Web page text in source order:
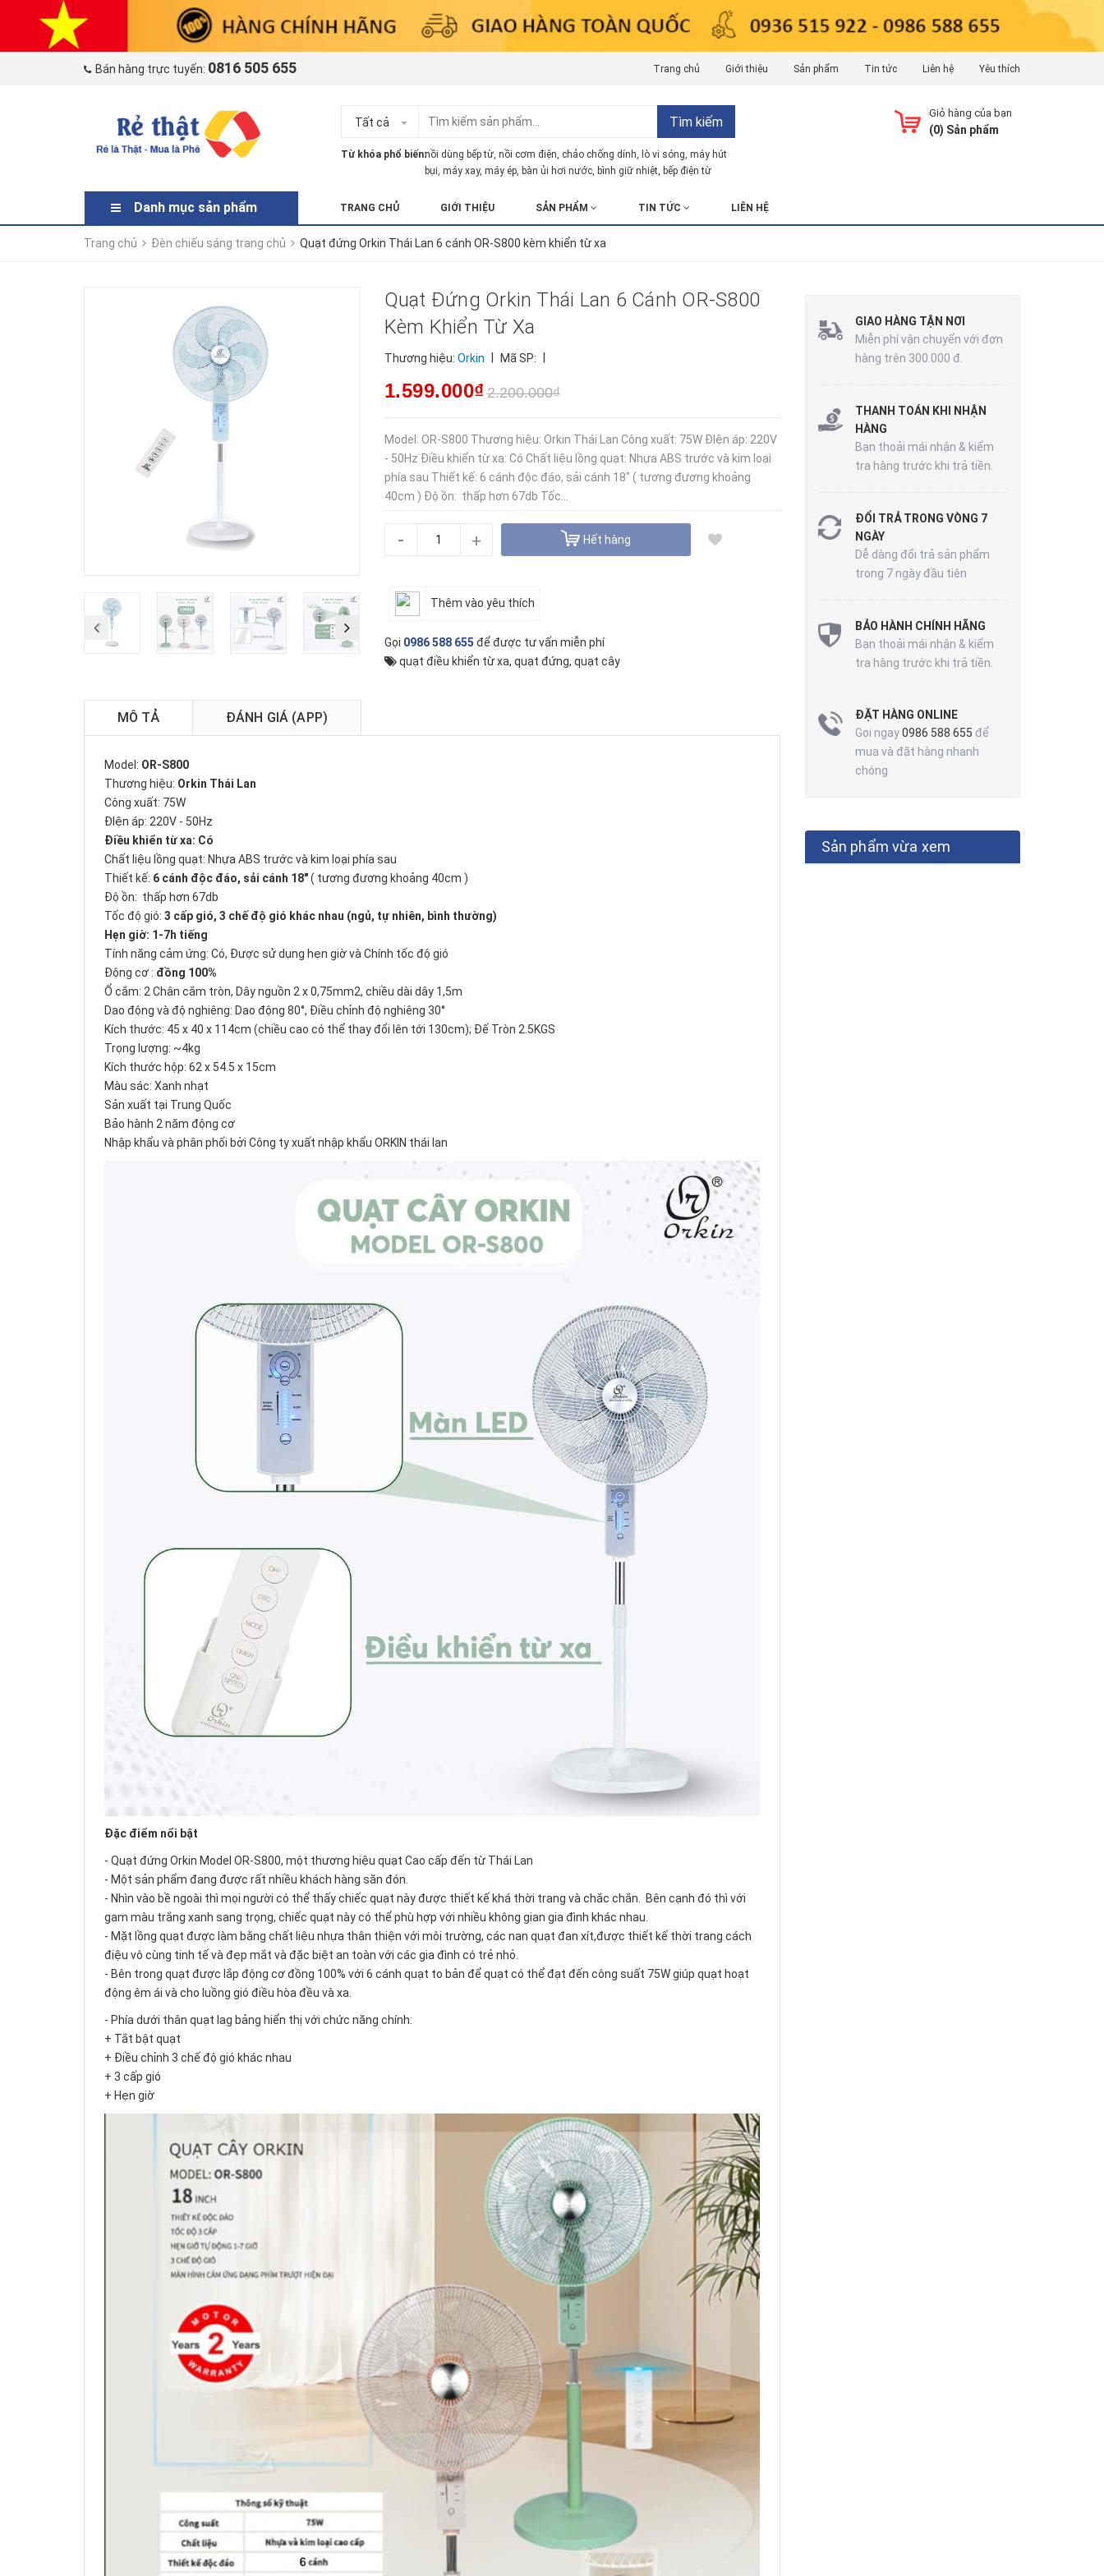
Bán hàng trực tuyến: 0816 505 655 Trang chủ Giới thiệu Sản phẩm Tin tức Liên hệ Yêu thích
Tất cả Tìm kiếm
Từ khóa phổ biến:nồi dùng bếp từ, nồi cơm điện, chảo chống dính, lò vi sóng, máy hút
bụi, máy xay, máy ép, bàn ủi hơi nước, bình giữ nhiệt, bếp điện từ
Giỏ hàng của bạn
(0) Sản phẩm
Danh mục sản phẩm TRANG CHỦ GIỚI THIỆU SẢN PHẨM TIN TỨC LIÊN HỆ
Trang chủ Đèn chiếu sáng trang chủ Quạt đứng Orkin Thái Lan 6 cánh OR-S800 kèm khiển từ xa
Quạt Đứng Orkin Thái Lan 6 Cánh OR-S800
Kèm Khiển Từ Xa
Thương hiệu: Orkin Mã SP:
1.599.000₫2.200.000₫
Model: OR-S800 Thương hiệu: Orkin Thái Lan Công xuất: 75W ĐIện áp: 220V
- 50Hz Điều khiển từ xa: Có Chất liệu lồng quạt: Nhựa ABS trước và kim loại
phía sau Thiết kế: 6 cánh độc đáo, sải cánh 18" ( tương đương khoảng
40cm ) Độ ồn: thấp hơn 67db Tốc...
- + Hết hàng
Thêm vào yêu thích
Gọi 0986 588 655 để được tư vấn miễn phí
quạt điều khiển từ xa, quạt đứng, quạt cây
MÔ TẢ ĐÁNH GIÁ (APP)
Model: OR-S800
Thương hiệu: Orkin Thái Lan
Công xuất: 75W
ĐIện áp: 220V - 50Hz
Điều khiển từ xa: Có
Chất liệu lồng quạt: Nhựa ABS trước và kim loại phía sau
Thiết kế: 6 cánh độc đáo, sải cánh 18"( tương đương khoảng 40cm )
Độ ồn: thấp hơn 67db
Tốc độ gió: 3 cấp gió, 3 chế độ gió khác nhau (ngủ, tự nhiên, bình thường)
Hẹn giờ: 1-7h tiếng
Tính năng cảm ứng: Có, Được sử dụng hẹn giờ và Chính tốc độ gió
Động cơ : đồng 100%
Ổ cắm: 2 Chân cắm tròn, Dây nguồn 2 x 0,75mm2, chiều dài dây 1,5m
Dao động và độ nghiêng: Dao động 80°, Điều chỉnh độ nghiêng 30°
Kích thước: 45 x 40 x 114cm (chiều cao có thể thay đổi lên tới 130cm); Đế Tròn 2.5KGS
Trọng lượng: ~4kg
Kích thước hộp: 62 x 54.5 x 15cm
Màu sác: Xanh nhạt
Sản xuất tại Trung Quốc
Bảo hành 2 năm động cơ
Nhập khẩu và phân phối bởi Công ty xuất nhập khẩu ORKIN thái lan
Đặc điểm nổi bật
- Quạt đứng Orkin Model OR-S800, một thương hiệu quạt Cao cấp đến từ Thái Lan
- Một sản phẩm đang được rất nhiều khách hàng săn đón.
- Nhìn vào bề ngoài thì mọi người có thể thấy chiếc quạt này được thiết kế khá thời trang và chắc chắn. Bên cạnh đó thì với
gam màu trắng xanh sang trọng, chiếc quạt này có thể phù hợp với nhiều không gian gia đình khác nhau.
- Mặt lồng quạt được làm bằng chất liệu nhựa thân thiện với môi trường, các nan quạt đan xít,được thiết kế thời trang cách
điệu vô cùng tinh tế và đẹp mắt và đặc biệt an toàn với các gia đình có trẻ nhỏ.
- Bên trong quạt được lắp động cơ đồng 100% với 6 cánh quạt to bản để quạt có thể đạt đến công suất 75W giúp quạt hoạt
động êm ái và cho luồng gió điều hòa đều và xa.
- Phía dưới thân quạt lag bảng hiển thị với chức năng chính:
+ Tắt bật quạt
+ Điều chỉnh 3 chế độ gió khác nhau
+ 3 cấp gió
+ Hẹn giờ
GIAO HÀNG TẬN NƠI
Miễn phí vận chuyển với đơn
hàng trên 300.000 đ.
THANH TOÁN KHI NHẬN
HÀNG
Bạn thoải mái nhận & kiểm
tra hàng trước khi trả tiền.
ĐỔI TRẢ TRONG VÒNG 7
NGÀY
Dễ dàng đổi trả sản phẩm
trong 7 ngày đầu tiên
BẢO HÀNH CHÍNH HÃNG
Bạn thoải mái nhận & kiểm
tra hàng trước khi trả tiền.
ĐẶT HÀNG ONLINE
Gọi ngay0986 588 655 để
mua và đặt hàng nhanh
chóng
Sản phẩm vừa xem